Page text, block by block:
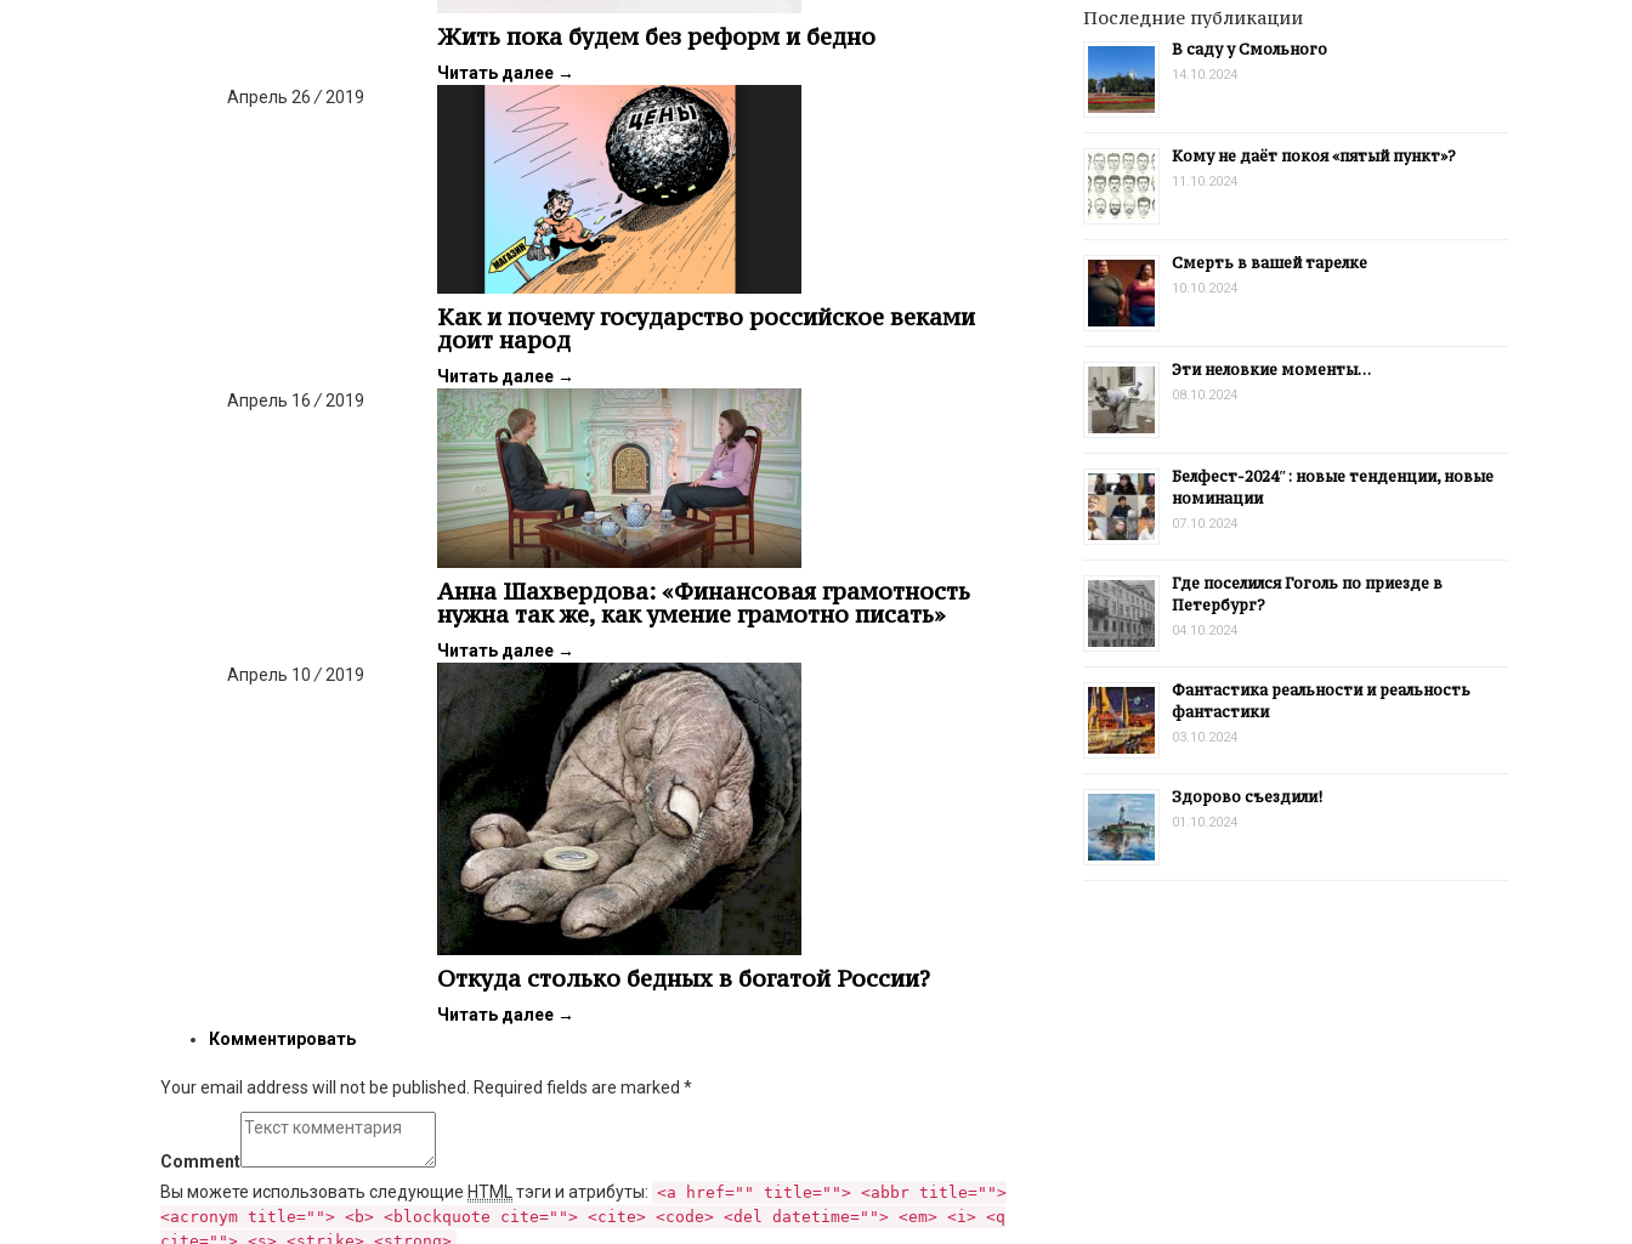
Жить пока будем без реформ и бедно
Читать далее →
Апрель 26 / 2019
Как и почему государство российское веками
доит народ
Читать далее →
Апрель 16 / 2019
Анна Шахвердова: «Финансовая грамотность
нужна так же, как умение грамотно писать»
Читать далее →
Апрель 10 / 2019
Откуда столько бедных в богатой России?
Читать далее →
Комментировать
Your email address will not be published. Required fields are marked *
Comment
Вы можете использовать следующие HTML тэги и атрибуты: <a href="" title=""> <abbr title="">
<acronym title=""> <b> <blockquote cite=""> <cite> <code> <del datetime=""> <em> <i> <q
Последние публикации
В саду у Смольного
14.10.2024
Кому не даёт покоя «пятый пункт»?
11.10.2024
Смерть в вашей тарелке
10.10.2024
Эти неловкие моменты…
08.10.2024
Белфест-2024″: новые тенденции, новые
номинации
07.10.2024
Где поселился Гоголь по приезде в
Петербург?
04.10.2024
Фантастика реальности и реальность
фантастики
03.10.2024
Здорово съездили!
01.10.2024